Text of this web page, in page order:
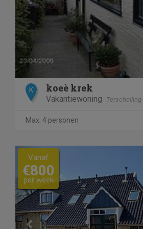
K koeè krek
Vakantiewoning Terschelling
Max. 4 personen
Previous
Vanaf
€800
per week